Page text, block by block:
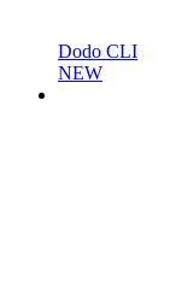
Dodo CLI
NEW